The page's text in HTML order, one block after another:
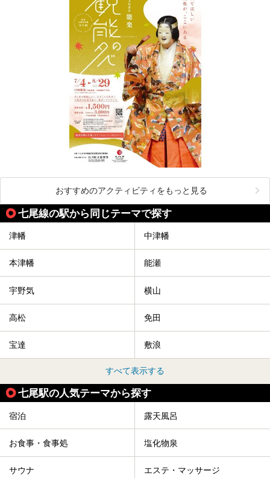
おすすめのアクティビティをもっと見る
七尾線の駅から同じテーマで探す
津幡 中津幡
本津幡 能瀬
宇野気 横山
高松 免田
宝達 敷浪
すべて表示する
七尾駅の人気テーマから探す
宿泊 露天風呂
お食事・食事処 塩化物泉
サウナ エステ・マッサージ